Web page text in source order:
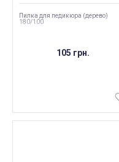
Пилка для педикюра (дерево)
180/100
105 грн.